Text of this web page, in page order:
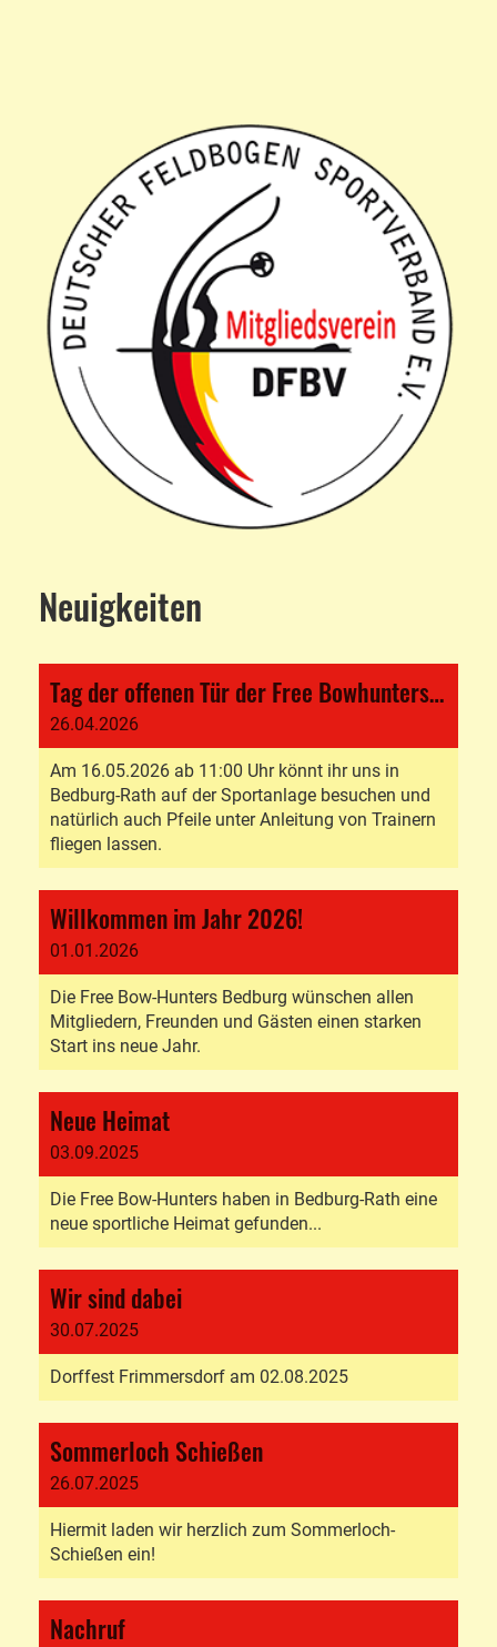
Neuigkeiten
Tag der offenen Tür der Free Bowhunters Bedburg e.V.
26.04.2026
Am 16.05.2026 ab 11:00 Uhr könnt ihr uns in
Bedburg-Rath auf der Sportanlage besuchen und
natürlich auch Pfeile unter Anleitung von Trainern
fliegen lassen.
Willkommen im Jahr 2026!
01.01.2026
Die Free Bow-Hunters Bedburg wünschen allen
Mitgliedern, Freunden und Gästen einen starken
Start ins neue Jahr.
Neue Heimat
03.09.2025
Die Free Bow-Hunters haben in Bedburg-Rath eine
neue sportliche Heimat gefunden...
Wir sind dabei
30.07.2025
Dorffest Frimmersdorf am 02.08.2025
Sommerloch Schießen
26.07.2025
Hiermit laden wir herzlich zum Sommerloch-
Schießen ein!
Nachruf